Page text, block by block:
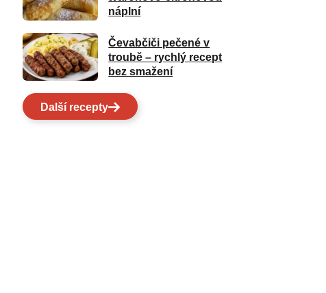
náplní
Čevabčiči pečené v
troubě – rychlý recept
bez smažení
Další recepty